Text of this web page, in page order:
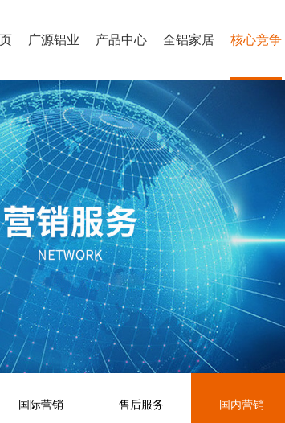
广源铝业 产品中心 全铝家居 核心竞争
国际营销 售后服务 国内营销